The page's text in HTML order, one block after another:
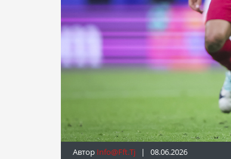
Автор Info@fft.tj | 08.06.2026